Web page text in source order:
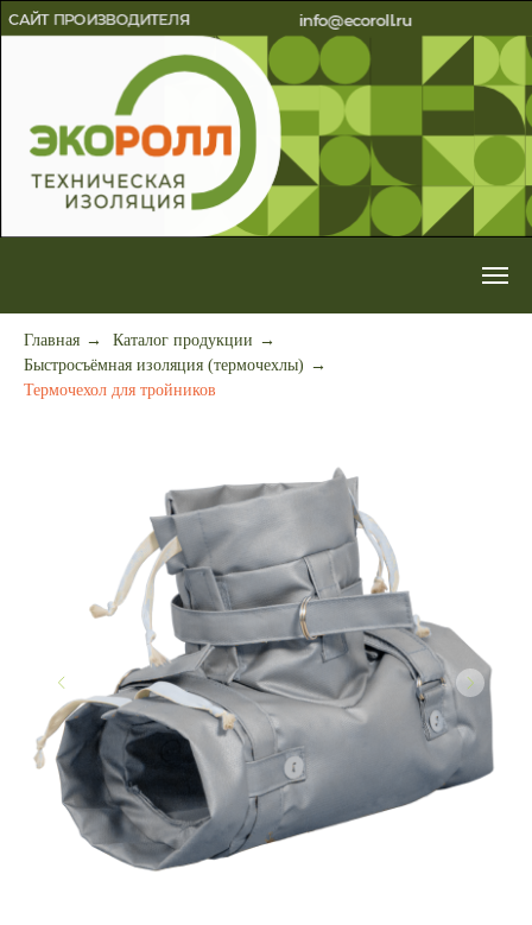
Главная → Каталог продукции →
Быстросъёмная изоляция (термочехлы) →
Термочехол для тройников